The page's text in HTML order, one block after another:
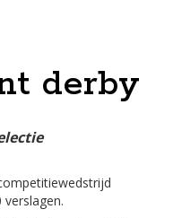
derby
verslagen.